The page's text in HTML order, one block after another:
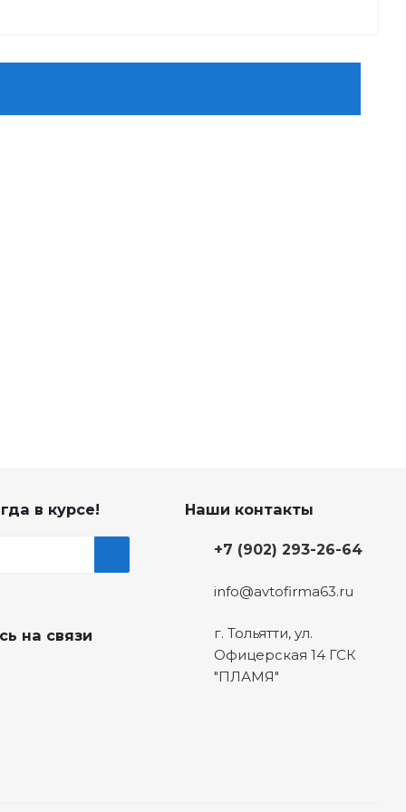
в курсе!
на связи
Наши контакты
+7 (902) 293-26-64
info@avtofirma63.ru
г. Тольятти, ул.
Офицерская 14 ГСК
"ПЛАМЯ"